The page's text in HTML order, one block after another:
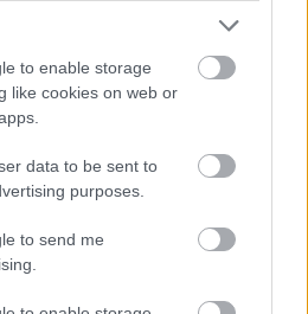
to enable storage
like cookies on web or
data to be sent to
purposes.
to send me